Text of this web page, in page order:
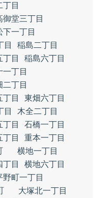
丁目
御堂三丁目
下一丁目
目
稲島二丁目
丁目
稲島六丁目
一丁目
二丁目
丁目
東畑六丁目
目
木全二丁目
丁目
石橋一丁目
丁目
重本一丁目
横地一丁目
丁目
横地六丁目
野町一丁目
大塚北一丁目